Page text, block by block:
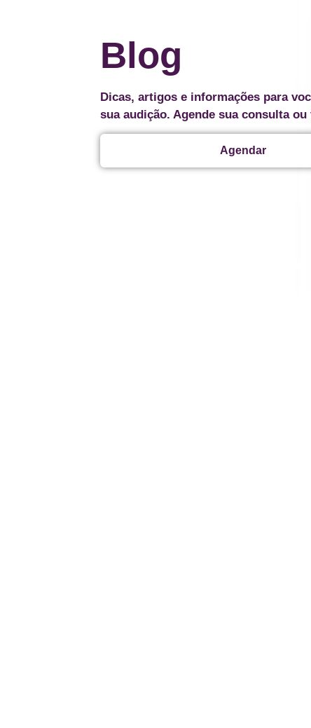
Blog
Dicas, artigos e informações para
sua audição. Agende sua consulta
Agendar